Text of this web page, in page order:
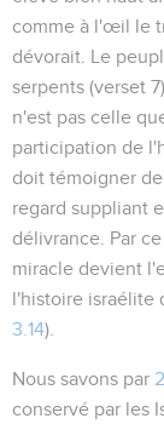
comme à l'œil le
dévorait. Le
serpents (verset
n'est pas celle
participation de
doit témoigner
regard suppliant
délivrance. Par
miracle devient
l'histoire israélite
3.14).
Nous savons par
conservé par les